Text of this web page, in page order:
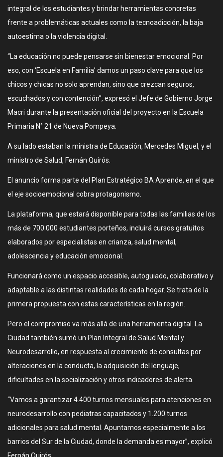
integral de los estudiantes y brindar herramientas concretas
frente a problemáticas actuales como la tecnoadicción, la baja
autoestima o la violencia digital.
“La educación no puede pensarse sin bienestar emocional. Por
eso, con ‘Escuela en Familia’ damos un paso clave para que los
chicos y chicas no solo aprendan, sino que crezcan seguros,
escuchados y con contención”, expresó el Jefe de Gobierno Jorge
Macri durante la presentación oficial del proyecto en la Escuela
Primaria N° 21 de Nueva Pompeya.
A su lado estaban la ministra de Educación, Mercedes Miguel, y el
ministro de Salud, Fernán Quirós.
El anuncio forma parte del Plan Estratégico BA Aprende, en el que
el eje socioemocional cobra protagonismo.
La plataforma, que estará disponible para todas las familias de los
más de 700.000 estudiantes porteños, incluirá cursos gratuitos
elaborados por especialistas en crianza, salud mental,
adolescencia y educación emocional.
Funcionará como un espacio accesible, autoguiado, colaborativo y
adaptable a las distintas realidades de cada hogar. Se trata de la
primera propuesta con estas características en la región.
Pero el compromiso va más allá de una herramienta digital. La
Ciudad también sumó un Plan Integral de Salud Mental y
Neurodesarrollo, en respuesta al crecimiento de consultas por
alteraciones en la conducta, la adquisición del lenguaje,
dificultades en la socialización y otros indicadores de alerta.
“Vamos a garantizar 4.400 turnos mensuales para atenciones en
neurodesarrollo con pediatras capacitados y 1.200 turnos
adicionales para salud mental. Apuntamos especialmente a los
barrios del Sur de la Ciudad, donde la demanda es mayor”, explicó